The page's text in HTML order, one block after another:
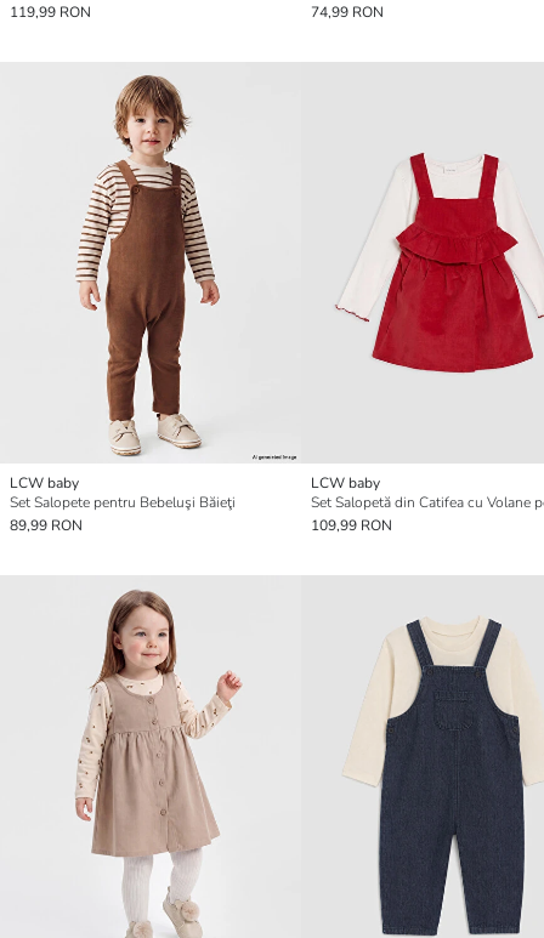
119,99 RON
74,99 RON
LCW baby
Set Salopete pentru Bebeluşi Băieţi
89,99 RON
LCW baby
109,99 RON